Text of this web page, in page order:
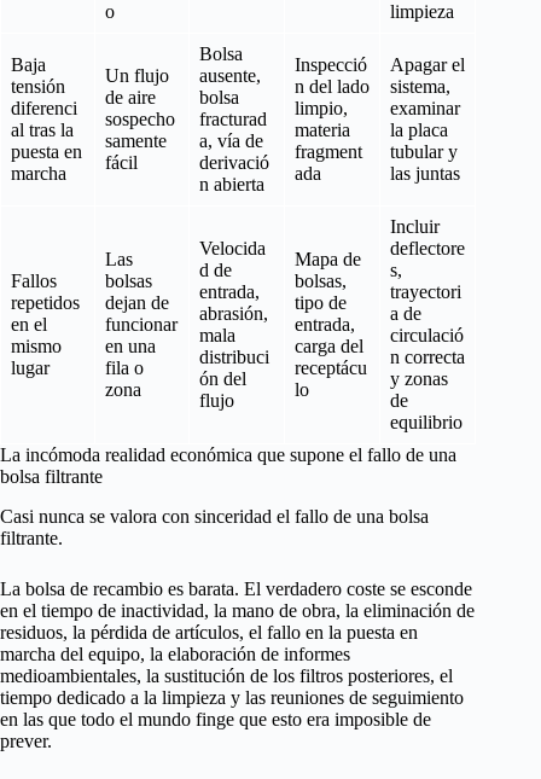
o limpieza
Baja
tensión
diferenci
al tras la
puesta en
marcha
Un flujo
de aire
sospecho
samente
fácil
Bolsa
ausente,
bolsa
fracturad
a, vía de
derivació
n abierta
Inspecció
n del lado
limpio,
materia
fragment
ada
Apagar el
sistema,
examinar
la placa
tubular y
las juntas
Fallos
repetidos
en el
mismo
lugar
Las
bolsas
dejan de
funcionar
en una
fila o
zona
Velocida
d de
entrada,
abrasión,
mala
distribuci
ón del
flujo
Mapa de
bolsas,
tipo de
entrada,
carga del
receptácu
lo
Incluir
deflectore
s,
trayectori
a de
circulació
n correcta
y zonas
de
equilibrio
La incómoda realidad económica que supone el fallo de una
bolsa filtrante
Casi nunca se valora con sinceridad el fallo de una bolsa
filtrante.
La bolsa de recambio es barata. El verdadero coste se esconde
en el tiempo de inactividad, la mano de obra, la eliminación de
residuos, la pérdida de artículos, el fallo en la puesta en
marcha del equipo, la elaboración de informes
medioambientales, la sustitución de los filtros posteriores, el
tiempo dedicado a la limpieza y las reuniones de seguimiento
en las que todo el mundo finge que esto era imposible de
prever.